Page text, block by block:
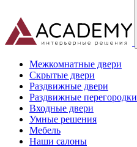
Межкомнатные двери
Скрытые двери
Раздвижные двери
Раздвижные перегородки
Входные двери
Умные решения
Мебель
Наши салоны